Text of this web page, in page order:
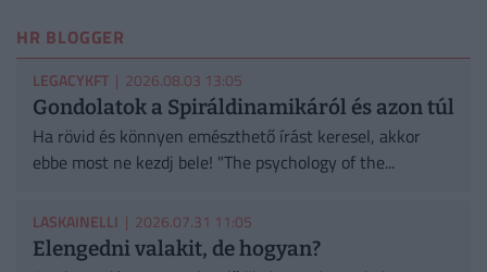
HR BLOGGER
LEGACYKFT | 2026.08.03 13:05
Gondolatok a Spiráldinamikáról és azon túl
Ha rövid és könnyen emészthető írást keresel, akkor
ebbe most ne kezdj bele! "The psychology of the...
LASKAINELLI | 2026.07.31 11:05
Elengedni valakit, de hogyan?